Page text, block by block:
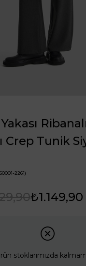
Crep Tunik
2261)
₺1.149,90
stoklarımızda